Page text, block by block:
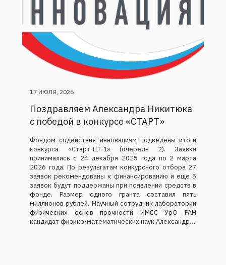
17 ИЮЛЯ, 2026
Поздравляем Александра Никитюка
с победой в конкурсе «СТАРТ»
Фондом содействия инновациям подведены итоги
конкурса «Старт-ЦТ-1» (очередь 2). Заявки
принимались с 24 декабря 2025 года по 2 марта
2026 года. По результатам конкурсного отбора 27
заявок рекомендованы к финансированию и еще 5
заявок будут поддержаны при появлении средств в
фонде. Размер одного гранта составил пять
миллионов рублей. Научный сотрудник лаборатории
физических основ прочности ИМСС УрО РАН
кандидат физико-математических наук Александр…